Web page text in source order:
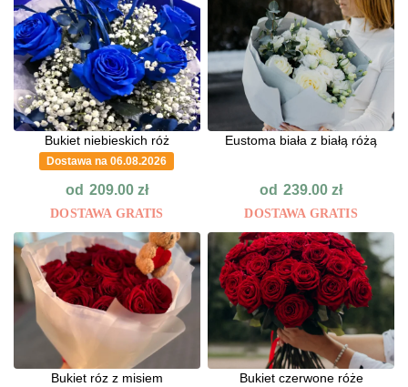
Bukiet niebieskich róż
Dostawa na 06.08.2026
od 209.00 zł
DOSTAWA GRATIS
Eustoma biała z białą różą
od 239.00zł
DOSTAWA GRATIS
Bukiet róz z misiem Bukiet czerwone róże